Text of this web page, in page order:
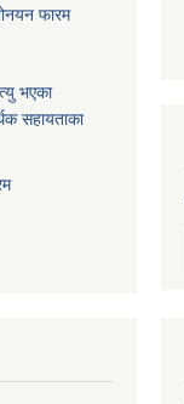
फारम
भएका
सहायताका